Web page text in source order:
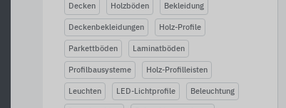
Decken Holzböden Bekleidung
Deckenbekleidungen Holz-Profile
Parkettböden Laminatböden
Profilbausysteme Holz-Profilleisten
Leuchten LED-Lichtprofile Beleuchtung